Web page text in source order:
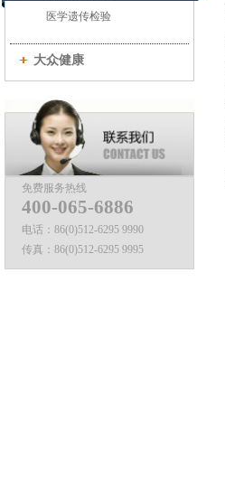
医学遗传检验
大众健康
免费服务热线
400-065-6886
电话： 86(0)512-6295 9990
传真： 86(0)512-6295 9995